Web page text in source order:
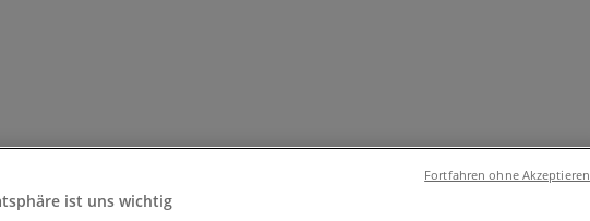
ist uns wichtig
Fortfahren ohne Akzeptieren